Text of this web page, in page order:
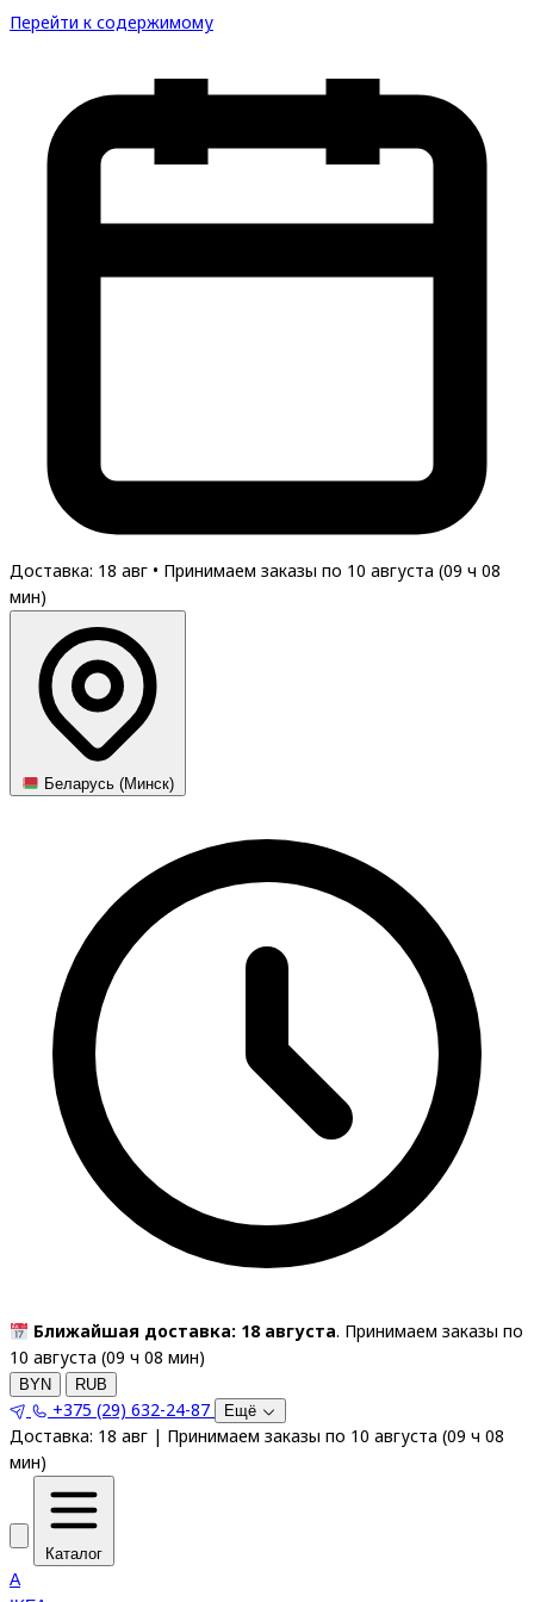
Перейти к содержимому
Доставка: 18 авг • Принимаем заказы по 10 августа (09 ч 08
мин)
Беларусь (Минск)
Ближайшая доставка: 18 августа. Принимаем заказы по
10 августа (09 ч 08 мин)
BYN RUB
+375 (29) 632-24-87 Ещё
Доставка: 18 авг | Принимаем заказы по 10 августа (09 ч 08
мин)
Каталог
A